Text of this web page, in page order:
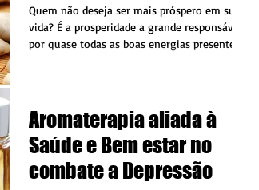
Quem não deseja ser mais próspero em sua
vida? É a prosperidade a grande responsável
por quase todas as boas energias presentes
Aromaterapia aliada à
Saúde e Bem estar no
combate a Depressão